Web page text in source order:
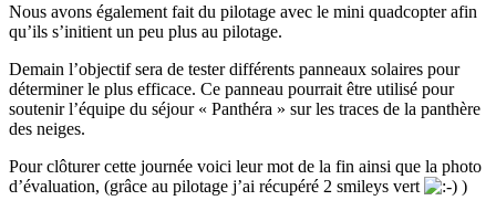
Nous avons également fait du pilotage avec le mini quadcopter afin
qu’ils s’initient un peu plus au pilotage.
Demain l’objectif sera de tester différents panneaux solaires pour
déterminer le plus efficace. Ce panneau pourrait être utilisé pour
soutenir l’équipe du séjour « Panthéra » sur les traces de la panthère
des neiges.
Pour clôturer cette journée voici leur mot de la fin ainsi que la photo
d’évaluation, (grâce au pilotage j’ai récupéré 2 smileys vert
)